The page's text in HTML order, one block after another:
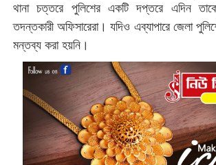
থানা চত্তরে পুলিশের একটি দপ্তরে এদিন তাকে
তদন্তকারী অফিসারেরা। যদিও এব্যাপারে জেলা
মন্তব্য করা হয়নি।